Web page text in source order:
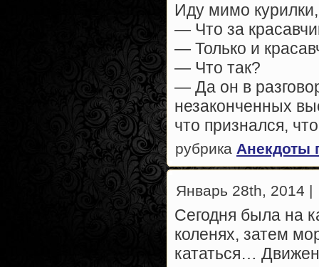
Иду мимо
— Что за
— Только и
— Что так?
— Да он в
незаконченных
что признался,
рубрика Анекдоты
Январь 28th, 2014 |
Сегодня была на
коленях, затем
кататься…